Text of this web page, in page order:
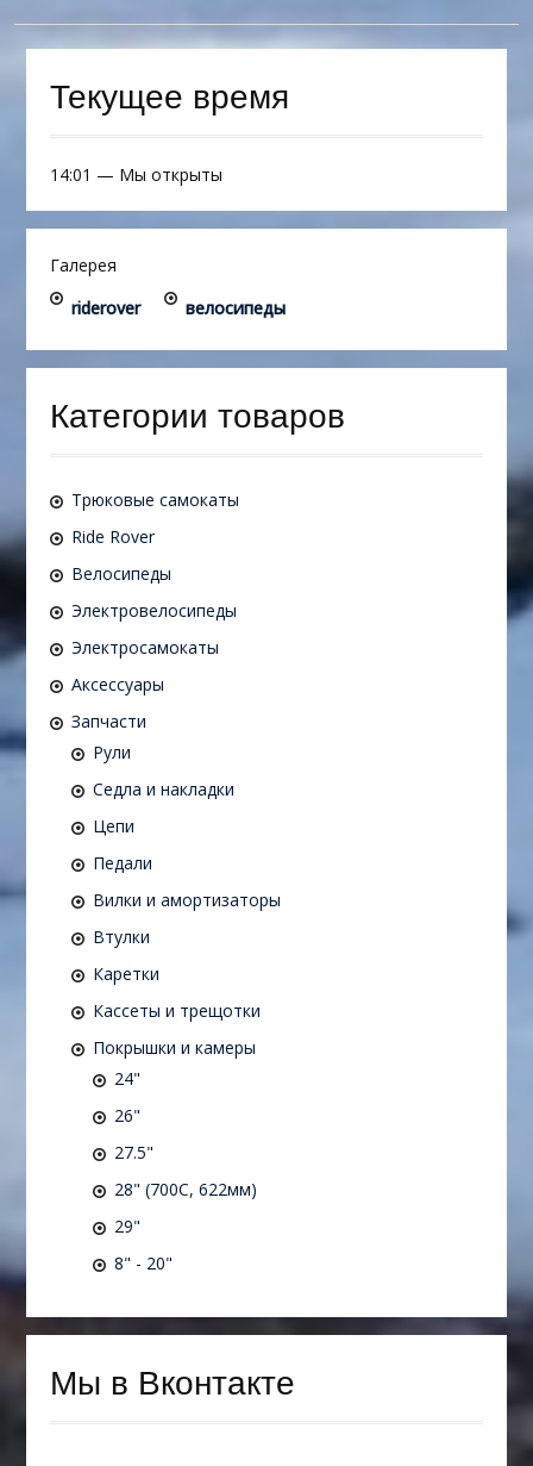
Текущее время
14:01 — Мы открыты
Галерея
riderover
велосипеды
Категории товаров
Трюковые самокаты
Ride Rover
Велосипеды
Электровелосипеды
Электросамокаты
Аксессуары
Запчасти
Рули
Седла и накладки
Цепи
Педали
Вилки и амортизаторы
Втулки
Каретки
Кассеты и трещотки
Покрышки и камеры
24"
26"
27.5"
28" (700C, 622мм)
29"
8" - 20"
Мы в Вконтакте